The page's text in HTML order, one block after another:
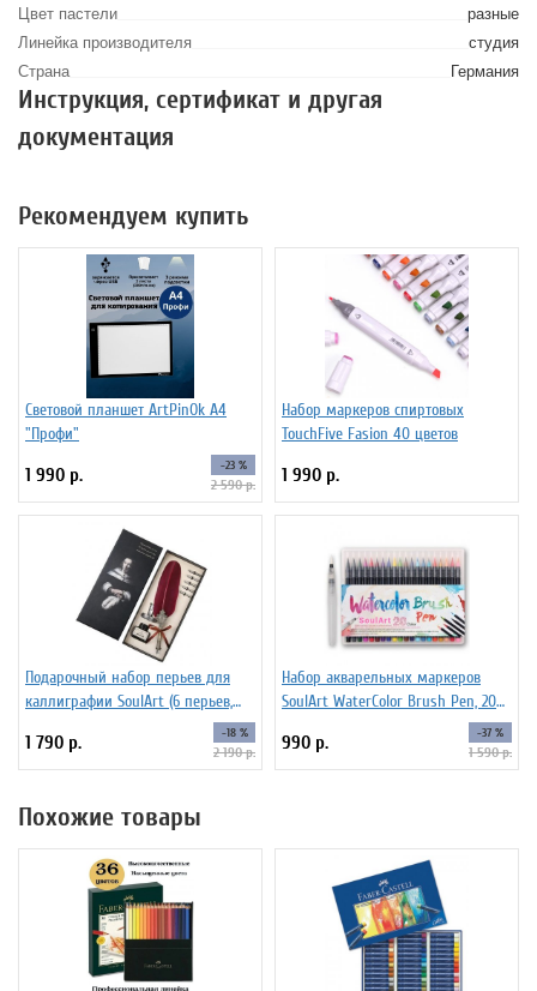
Цвет пастели
разные
Линейка производителя
студия
Страна
Германия
Инструкция, сертификат и другая
документация
Рекомендуем купить
Световой планшет ArtPinOk А4
"Профи"
1 990 р. -23 %
2 590 р.
Набор маркеров спиртовых
TouchFive Fasion 40 цветов
1 990 р.
Подарочный набор перьев для
каллиграфии SoulArt (6 перьев,
1 790 р. -18 %
2 190 р.
Набор акварельных маркеров
SoulArt WaterColor Brush Pen, 20
990 р. -37 %
1 590 р.
Похожие товары